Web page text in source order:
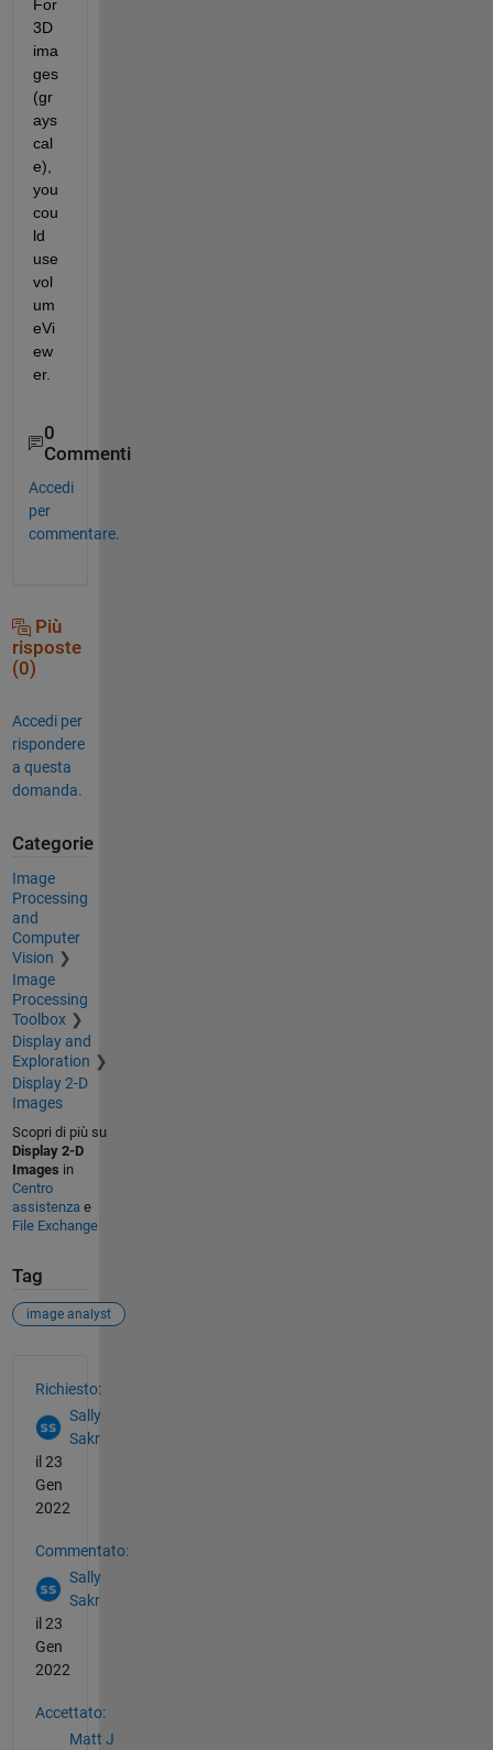
For
3D
ima
ges
(gr
ays
cal
e),
you
cou
ld
use
vol
um
eVi
ew
er.
0
Commenti
Accedi
per
commentare.
Più
risposte
(0)
Accedi per
rispondere
a questa
domanda.
Categorie
Image
Processing
and
Computer
Vision
Image
Processing
Toolbox
Display and
Exploration
Display 2-D
Images
Scopri di più su
Display 2-D
Images in
Centro
assistenzae
File Exchange
Tag
image analyst
Richiesto:
Sally
Sakr
il 23
Gen
2022
Commentato:
Sally
Sakr
il 23
Gen
2022
Accettato:
Matt J